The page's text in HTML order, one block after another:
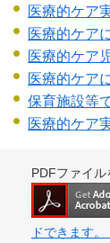
医療的ケア
医療的ケア
医療的ケア
医療的ケア
保育施設等
医療的ケア
PDFファイ
ドできます